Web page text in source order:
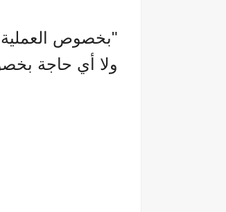
"بخصوص العملية
ولا أي حاجة